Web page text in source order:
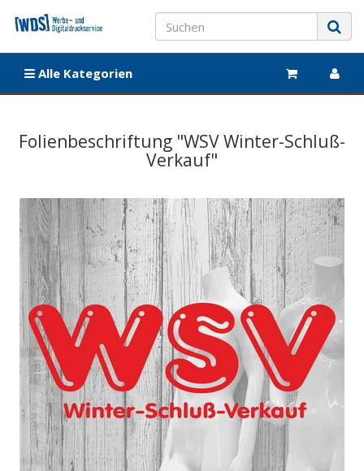
Alle Kategorien
Folienbeschriftung "WSV Winter-Schluß-
Verkauf"